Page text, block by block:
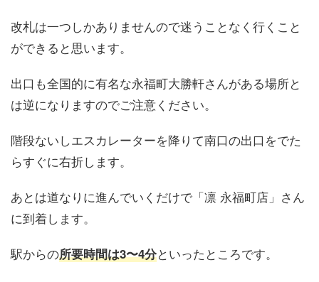
改札は一つしかありませんので迷うことなく行くこと
ができると思います。
出口も全国的に有名な永福町大勝軒さんがある場所と
は逆になりますのでご注意ください。
階段ないしエスカレーターを降りて南口の出口をでた
らすぐに右折します。
あとは道なりに進んでいくだけで「凛 永福町店」さん
に到着します。
駅からの所要時間は3〜4分といったところです。